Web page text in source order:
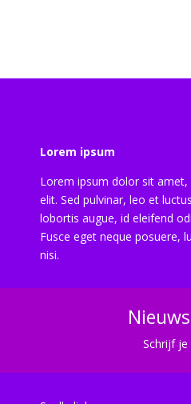
Lorem ipsum
Lorem ipsum dolor sit
elit. Sed pulvinar, leo et
lobortis augue, id eleifend
Fusce eget neque posuere,
nisi.
Schrijf je